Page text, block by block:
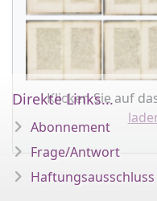
Klicken Sie auf
Direkte Links...
Abonnement
Frage/Antwort
Haftungsausschluss